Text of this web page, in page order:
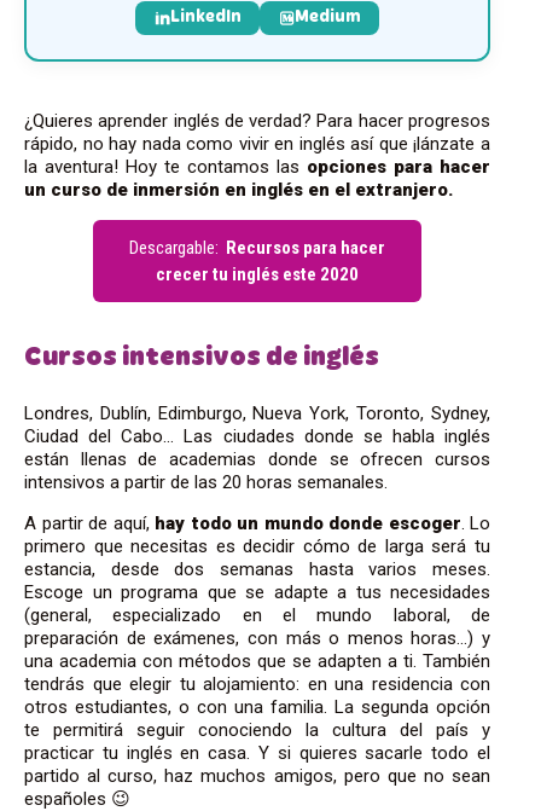
LinkedIn Medium
¿Quieres aprender inglés de verdad? Para hacer progresos
rápido, no hay nada como vivir en inglés así que ¡lánzate a
la aventura! Hoy te contamos las opciones para hacer
un curso de inmersión en inglés en el extranjero.
Descargable: Recursos para hacer
crecer tu inglés este 2020
Cursos intensivos de inglés
Londres, Dublín, Edimburgo, Nueva York, Toronto, Sydney,
Ciudad del Cabo… Las ciudades donde se habla inglés
están llenas de academias donde se ofrecen cursos
intensivos a partir de las 20 horas semanales.
A partir de aquí, hay todo un mundo donde escoger . Lo
primero que necesitas es decidir cómo de larga será tu
estancia, desde dos semanas hasta varios meses.
Escoge un programa que se adapte a tus necesidades
(general, especializado en el mundo laboral, de
preparación de exámenes, con más o menos horas…) y
una academia con métodos que se adapten a ti. También
tendrás que elegir tu alojamiento: en una residencia con
otros estudiantes, o con una familia. La segunda opción
te permitirá seguir conociendo la cultura del país y
practicar tu inglés en casa. Y si quieres sacarle todo el
partido al curso, haz muchos amigos, pero que no sean
españoles 😉